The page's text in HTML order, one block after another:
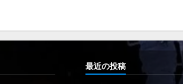
最近の投稿